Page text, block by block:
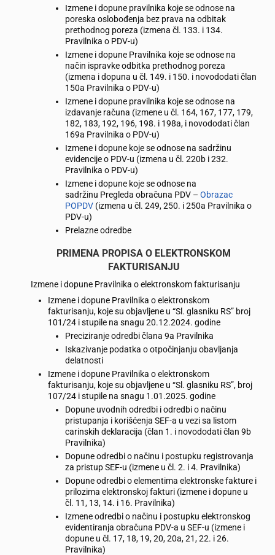
Izmene i dopune pravilnika koje se odnose na
poreska oslobođenja bez prava na odbitak
prethodnog poreza (izmena čl. 133. i 134.
Pravilnika o PDV-u)
Izmene i dopune Pravilnika koje se odnose na
način ispravke odbitka prethodnog poreza
(izmena i dopuna u čl. 149. i 150. i novododati član
150a Pravilnika o PDV-u)
Izmene i dopune pravilnika koje se odnose na
izdavanje računa (izmene u čl. 164, 167, 177, 179,
182, 183, 192, 196, 198. i 198a, i novododati član
169a Pravilnika o PDV-u)
Izmene i dopune koje se odnose na sadržinu
evidencije o PDV-u (izmena u čl. 220b i 232.
Pravilnika o PDV-u)
Izmene i dopune koje se odnose na
sadržinu Pregleda obračuna PDV – Obrazac
POPDV (izmena u čl. 249, 250. i 250a Pravilnika o
PDV-u)
Prelazne odredbe
PRIMENA PROPISA O ELEKTRONSKOM
FAKTURISANJU
Izmene i dopune Pravilnika o elektronskom fakturisanju
Izmene i dopune Pravilnika o elektronskom
fakturisanju, koje su objavljene u “Sl. glasniku RS” broj
101/24 i stupile na snagu 20.12.2024. godine
Preciziranje odredbi člana 9a Pravilnika
Iskazivanje podatka o otpočinjanju obavljanja
delatnosti
Izmene i dopune Pravilnika o elektronskom
fakturisanju, koje su objavljene u “Sl. glasniku RS”, broj
107/24 i stupile na snagu 1.01.2025. godine
Dopune uvodnih odredbi i odredbi o načinu
pristupanja i korišćenja SEF-a u vezi sa listom
carinskih deklaracija (član 1. i novododati član 9b
Pravilnika)
Dopune odredbi o načinu i postupku registrovanja
za pristup SEF-u (izmene u čl. 2. i 4. Pravilnika)
Dopune odredbi o elementima elektronske fakture i
prilozima elektronskoj fakturi (izmene i dopune u
čl. 11, 13, 14. i 16. Pravilnika)
Izmene odredbi o načinu i postupku elektronskog
evidentiranja obračuna PDV-a u SEF-u (izmene i
dopune u čl. 17, 18, 19, 20, 20a, 21, 22. i 26.
Pravilnika)